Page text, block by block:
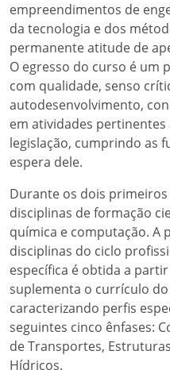
empreendimentos de
da tecnologia e dos
permanente atitude de
O egresso do curso é um
com qualidade, senso
autodesenvolvimento,
em atividades
legislação, cumprindo as
espera dele.
Durante os dois
disciplinas de formação
química e computação.
disciplinas do ciclo
específica é obtida a
suplementa o currículo
caracterizando perfis
seguintes cinco ênfases:
de Transportes,
Hídricos.